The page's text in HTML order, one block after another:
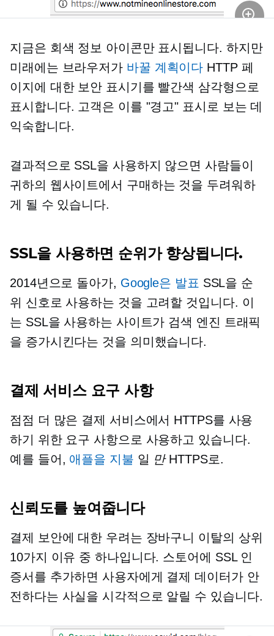
지금은 회색 정보 아이콘만 표시됩니다. 하지만
미래에는 브라우저가 바꿀 계획이다 HTTP 페
이지에 대한 보안 표시기를 빨간색 삼각형으로
표시합니다. 고객은 이를 "경고" 표시로 보는 데
익숙합니다.
결과적으로 SSL을 사용하지 않으면 사람들이
귀하의 웹사이트에서 구매하는 것을 두려워하
게 될 수 있습니다.
SSL을 사용하면 순위가 향상됩니다.
2014년으로 돌아가, Google은 발표 SSL을 순
위 신호로 사용하는 것을 고려할 것입니다. 이
는 SSL을 사용하는 사이트가 검색 엔진 트래픽
을 증가시킨다는 것을 의미했습니다.
결제 서비스 요구 사항
점점 더 많은 결제 서비스에서 HTTPS를 사용
하기 위한 요구 사항으로 사용하고 있습니다.
예를 들어, 애플을 지불 일 만HTTPS로.
신뢰도를 높여줍니다
결제 보안에 대한 우려는 장바구니 이탈의 상위
10가지 이유 중 하나입니다. 스토어에 SSL 인
증서를 추가하면 사용자에게 결제 데이터가 안
전하다는 사실을 시각적으로 알릴 수 있습니다.